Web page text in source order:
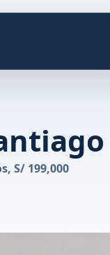
S/ 199,000